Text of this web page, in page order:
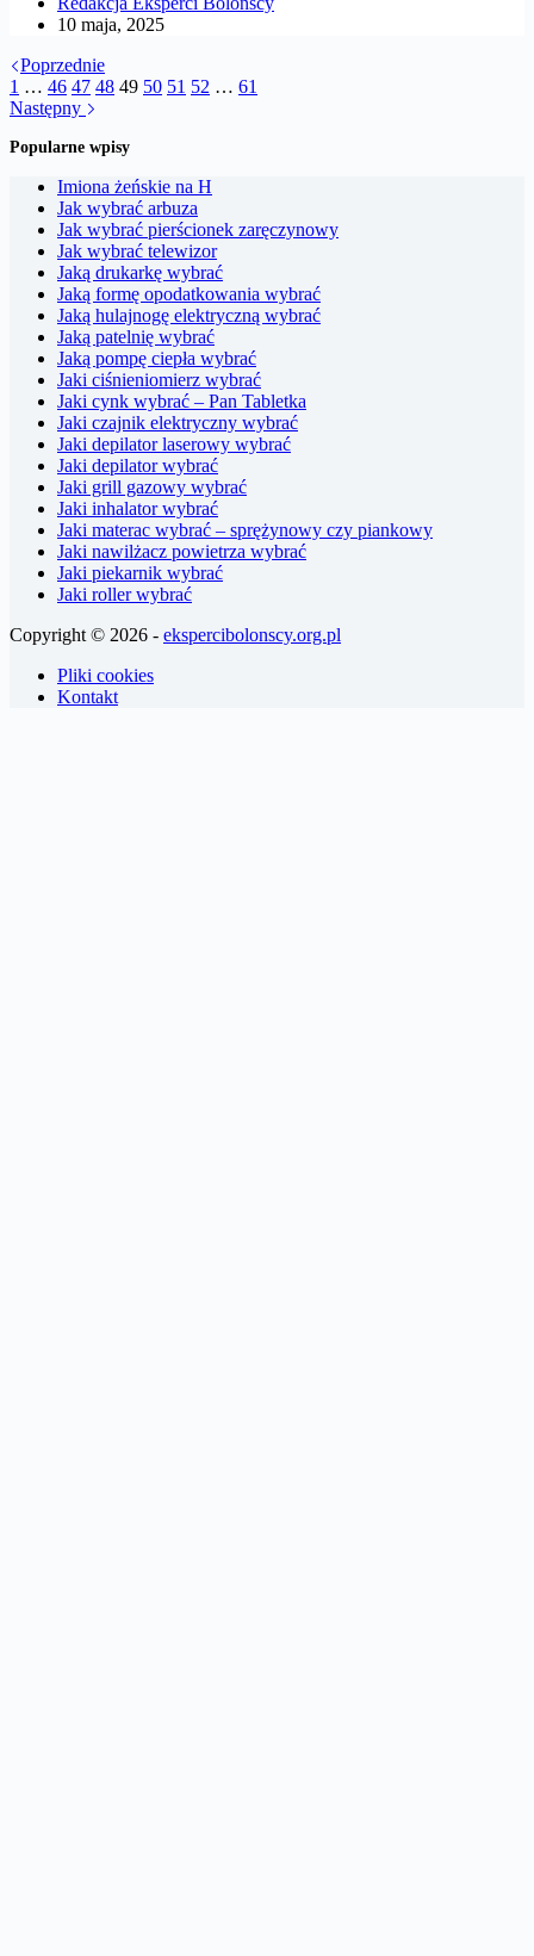
10 maja, 2025
Poprzednie
1 … 46 47 48 49 50 51 52 … 61
Następny
Popularne wpisy
Imiona żeńskie na H
Jak wybrać arbuza
Jak wybrać pierścionek zaręczynowy
Jak wybrać telewizor
Jaką drukarkę wybrać
Jaką formę opodatkowania wybrać
Jaką hulajnogę elektryczną wybrać
Jaką patelnię wybrać
Jaką pompę ciepła wybrać
Jaki ciśnieniomierz wybrać
Jaki cynk wybrać – Pan Tabletka
Jaki czajnik elektryczny wybrać
Jaki depilator laserowy wybrać
Jaki depilator wybrać
Jaki grill gazowy wybrać
Jaki inhalator wybrać
Jaki materac wybrać – sprężynowy czy piankowy
Jaki nawilżacz powietrza wybrać
Jaki piekarnik wybrać
Jaki roller wybrać
Copyright © 2026 - ekspercibolonscy.org.pl
Pliki cookies
Kontakt